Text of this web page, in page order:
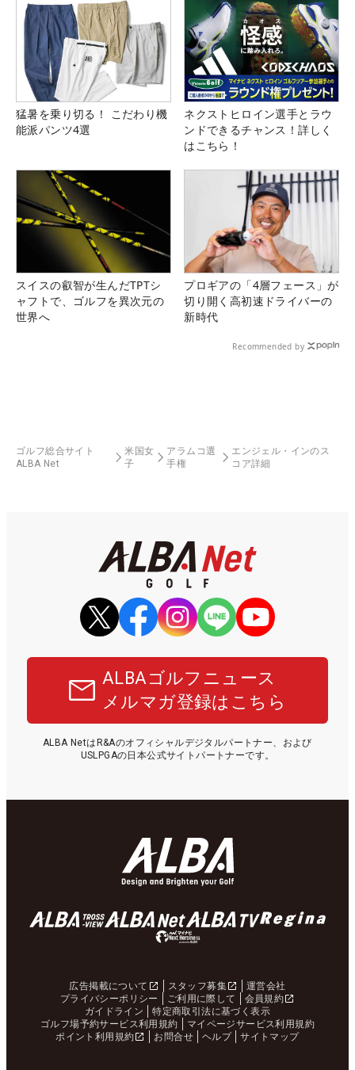
猛暑を乗り切る！ こだわり機
能派パンツ4選
ネクストヒロイン選手とラウ
ンドできるチャンス！詳しく
はこちら！
スイスの叡智が生んだTPTシ
ャフトで、ゴルフを異次元の
世界へ
プロギアの「4層フェース」が
切り開く高初速ドライバーの
新時代
Recommended by
ゴルフ総合サイト
ALBA Net
米国女
子
アラムコ選
手権
エンジェル・インのス
コア詳細
ALBAゴルフニュース
メルマガ登録はこちら
ALBA NetはR&Aのオフィシャルデジタルパートナー、および
USLPGAの日本公式サイトパートナーです。
広告掲載について スタッフ募集
運営会社
プライバシーポリシー
ご利用に際して
会員規約
ガイドライン
特定商取引法に基づく表示
ゴルフ場予約サービス利用規約
マイページサービス利用規約
ポイント利用規約
お問合せ ヘルプ サイトマップ